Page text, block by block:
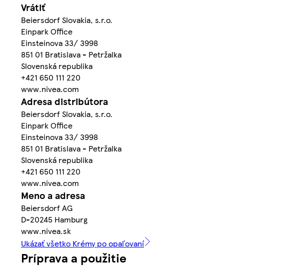
Vrátiť
Beiersdorf Slovakia, s.r.o.
Einpark Office
Einsteinova 33/ 3998
851 01 Bratislava - Petržalka
Slovenská republika
+421 650 111 220
www.nivea.com
Adresa distribútora
Beiersdorf Slovakia, s.r.o.
Einpark Office
Einsteinova 33/ 3998
851 01 Bratislava - Petržalka
Slovenská republika
+421 650 111 220
www.nivea.com
Meno a adresa
Beiersdorf AG
D-20245 Hamburg
www.nivea.sk
Ukázať všetko Krémy po opaľovaní
Príprava a použitie